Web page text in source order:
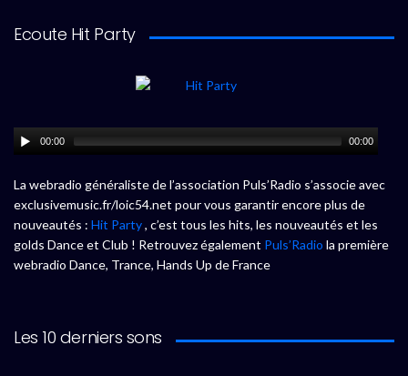
Ecoute Hit Party
00:00 00:00
La webradio généraliste de l’association Puls’Radio s’associe avec
exclusivemusic.fr/loic54.net pour vous garantir encore plus de
nouveautés : Hit Party, c’est tous les hits, les nouveautés et les
golds Dance et Club ! Retrouvez également Puls’Radio la première
webradio Dance, Trance, Hands Up de France
Les 10 derniers sons